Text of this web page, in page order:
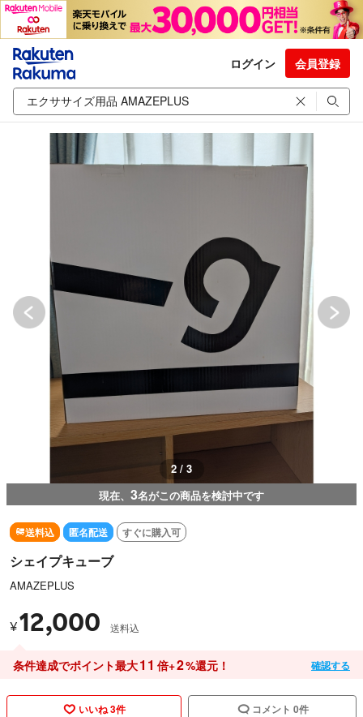
ログイン 会員登録
2 / 3
現在、 3名がこの商品を検討中です
送料込 匿名配送 すぐに購入可
シェイプキューブ
AMAZEPLUS
¥12,000 送料込
条件達成でポイント最大11 倍+2%還元！ 確認する
いいね 3件 コメント 0件